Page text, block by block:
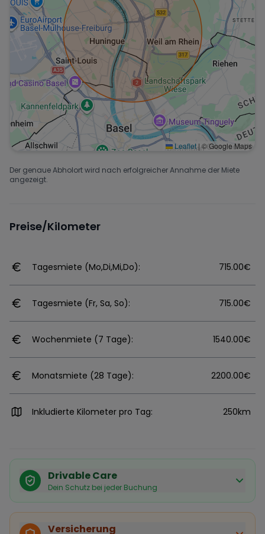
Leaflet | © Google Maps
Der genaue Abholort wird nach erfolgreicher Annahme der Miete
angezeigt.
Preise/Kilometer
Tagesmiete (Mo,Di,Mi,Do): 715.00€
Tagesmiete (Fr, Sa, So): 715.00€
Wochenmiete (7 Tage): 1540.00€
Monatsmiete (28 Tage): 2200.00€
Inkludierte Kilometer pro Tag: 250km
Drivable Care
Dein Schutz bei jeder Buchung
Käuferschutz inklusive
Bei Stornierung durch den Vermieter erhältst du eine
Versicherung